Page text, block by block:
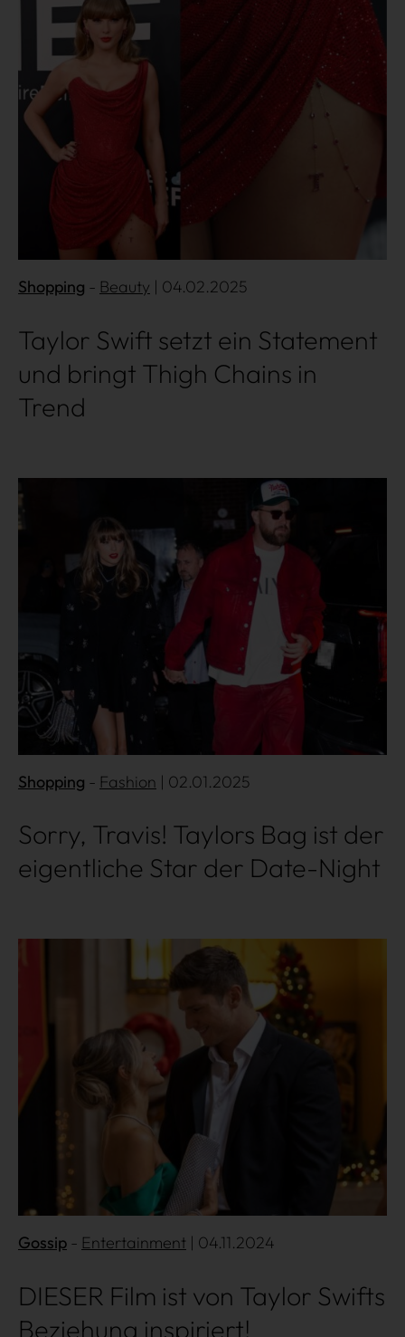
Shopping
Gossip
Experience
Win Win
Shopping Beauty | 04.02.2025
Taylor Swift setzt ein Statement
und bringt Thigh Chains in
Trend
Shopping Fashion | 02.01.2025
Sorry, Travis! Taylors Bag ist der
eigentliche Star der Date-Night
Gossip Entertainment | 04.11.2024
DIESER Film ist von Taylor Swifts
Beziehung inspiriert!